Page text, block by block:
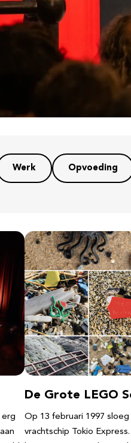
Werk Opvoeding
erg
De Grote LEGO
Op 13 februari 1997
vrachtschip Tokio